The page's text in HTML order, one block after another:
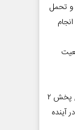
و تحمل
هنرمند منحصر‌به‌فردی را از دست دادیم/ پخش ۲
آینده